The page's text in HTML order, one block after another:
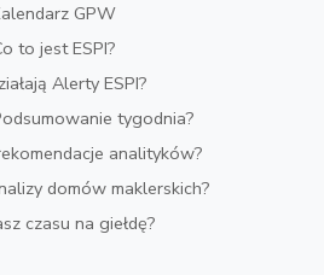
GPW
to jest ESPI?
Alerty ESPI?
tygodnia?
analityków?
domów maklerskich?
czasu na giełdę?